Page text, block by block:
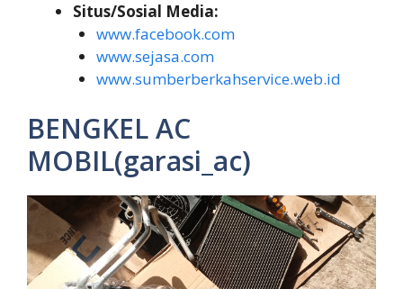
Situs/Sosial Media:
www.facebook.com
www.sejasa.com
www.sumberberkahservice.web.id
BENGKEL AC
MOBIL(garasi_ac)